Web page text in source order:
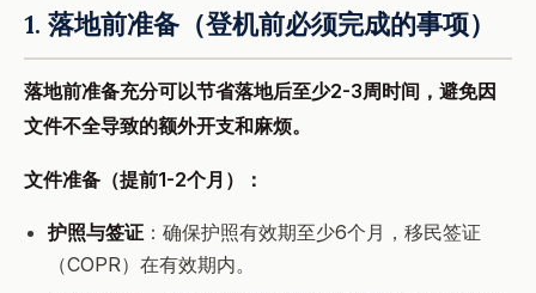
1. 落地前准备（登机前必须完成的事项）
落地前准备充分可以节省落地后至少2-3周时间，避免因
文件不全导致的额外开支和麻烦。
文件准备（提前1-2个月）：
护照与签证 ：确保护照有效期至少6个月，移民签证
（COPR）在有效期内。